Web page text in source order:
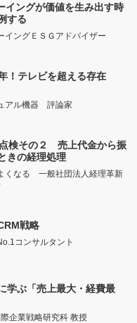
イングが価値を生み出す時
する
イングＥＳＧアドバイザー
！テレビを超える存在
アル機器 評論家
検その２ 売上代金から振
きの経理処理
くなる 一般社団法人経理革新
戦略
コンサルタント
学ぶ「売上最大・経費最
企業戦略研究科 教授